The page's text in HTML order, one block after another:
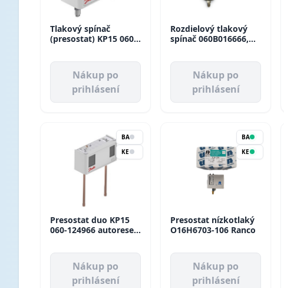
Tlakový spínač
(presostat) KP15 060-
Nákup po
prihlásení
Rozdielový tlakový
spínač 060B016666,
Nákup po
prihlásení
BA
KE
Presostat duo KP15
060-124966 autoreset
Nákup po
prihlásení
BA
KE
Presostat nízkotlaký
O16H6703-106 Ranco
Nákup po
prihlásení